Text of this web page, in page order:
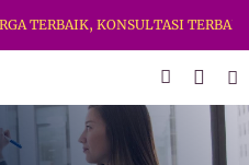
KONSULTASI TERBAIK &